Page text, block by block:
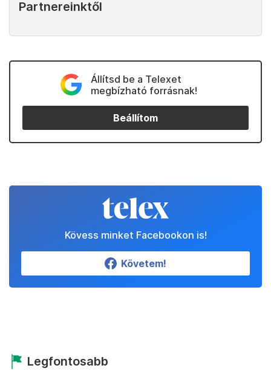
Partnereinktől
Állítsd be a Telexet
megbízható forrásnak!
Beállítom
Kövess minket Facebookon is!
Követem!
Legfontosabb